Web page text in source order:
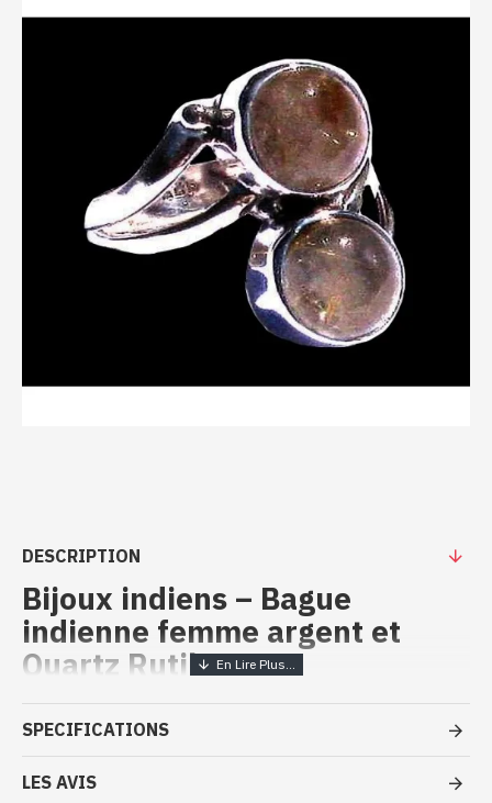
DESCRIPTION
Bijoux indiens – Bague
indienne femme argent et
Quartz Rutile
Bijoux indiens artisanaux - Bague
argent massif et Quartz Rutile
- Bague en argent véritable 925/1000
SPECIFICATIONS
LES AVIS